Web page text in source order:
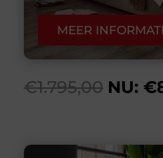
MEER
€1.795,00 NU: